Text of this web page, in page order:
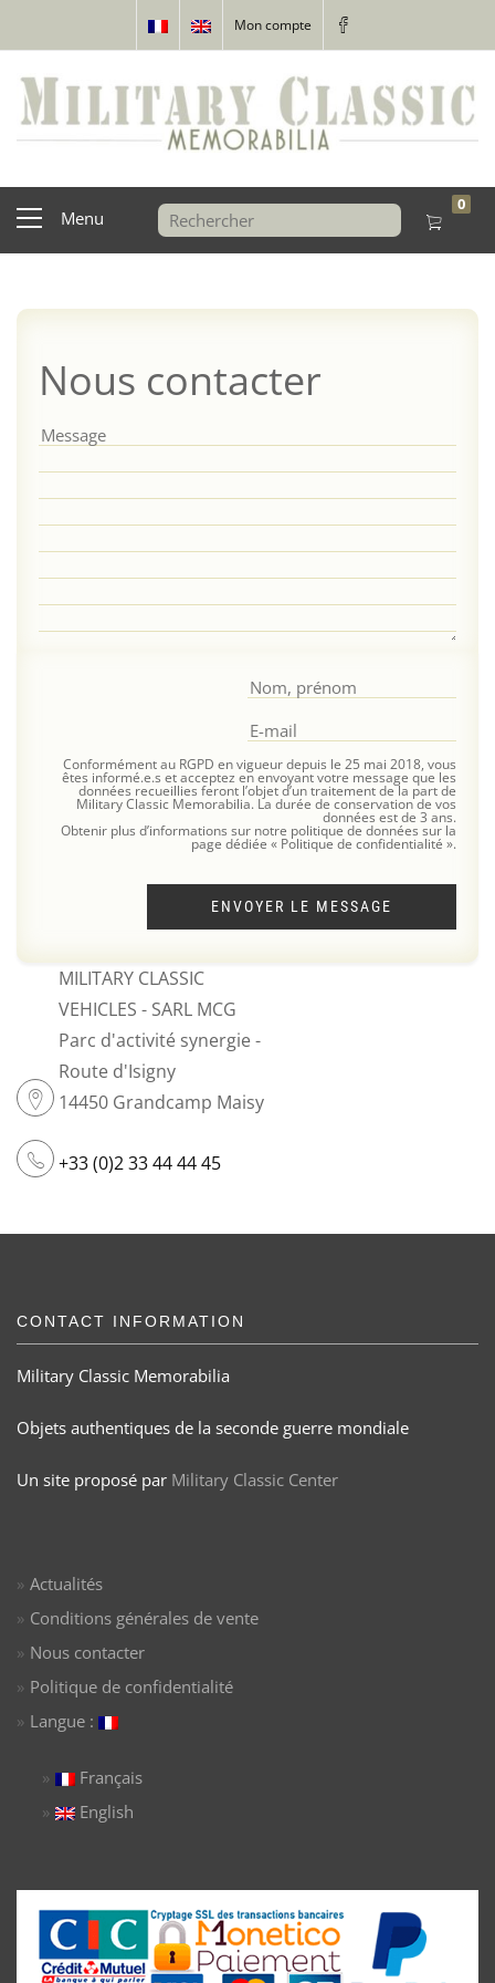
Mon compte
Menu
0
Nous contacter
Conformément au RGPD en vigueur depuis le 25 mai 2018, vous
êtes informé.e.s et acceptez en envoyant votre message que les
données recueillies feront l’objet d’un traitement de la part de
Military Classic Memorabilia. La durée de conservation de vos
données est de 3 ans.
Obtenir plus d’informations sur notre politique de données sur la
page dédiée « Politique de confidentialité ».
ENVOYER LE MESSAGE
MILITARY CLASSIC
VEHICLES - SARL MCG
Parc d'activité synergie -
Route d'Isigny
14450 Grandcamp Maisy
+33 (0)2 33 44 44 45
CONTACT INFORMATION
Military Classic Memorabilia
Objets authentiques de la seconde guerre mondiale
Un site proposé par Military Classic Center
Actualités
Conditions générales de vente
Nous contacter
Politique de confidentialité
Langue :
Français
English